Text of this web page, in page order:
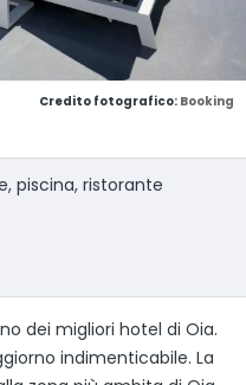
Credito fotografico: Booking
piscina, ristorante
dei migliori hotel di Oia.
indimenticabile. La